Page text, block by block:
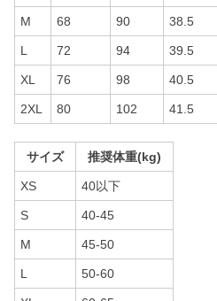
M 68 90 38.5
L 72 94 39.5
XL 76 98 40.5
2XL 80 102 41.5
サイズ 推奨体重(kg)
XS 40以下
S 40-45
M 45-50
L 50-60